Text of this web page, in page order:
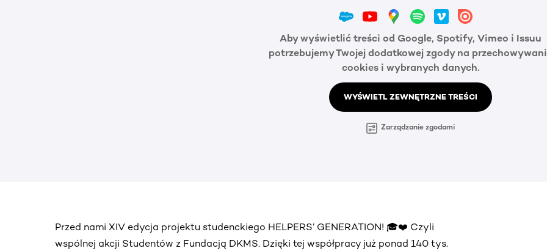
Aby wyświetlić treści od Google, Spotify, Vimeo i Issuu
potrzebujemy Twojej dodatkowej zgody na
cookies i wybranych danych.
WYŚWIETL ZEWNĘTRZNE TREŚCI
Zarządzanie zgodami
Przed nami XIV edycja projektu studenckiego HELPERS’ GENERATION! 🎓❤️ Czyli
wspólnej akcji Studentów z Fundacją DKMS. Dzięki tej współpracy już ponad 140 tys.